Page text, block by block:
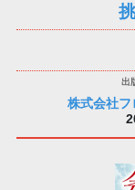
株式会社フ